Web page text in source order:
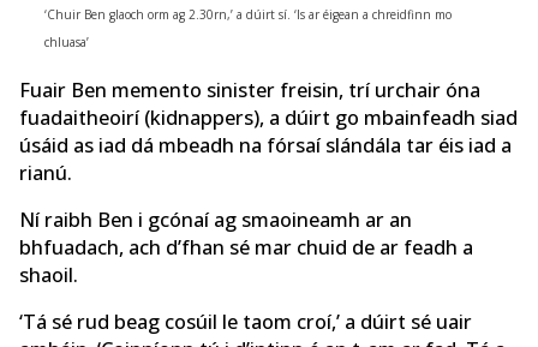
‘Chuir Ben glaoch orm ag 2.30rn,’ a dúirt sí. ‘Is ar éigean a chreidfinn mo
chluasa’
Fuair Ben memento sinister freisin, trí urchair óna
fuadaitheoirí (kidnappers), a dúirt go mbainfeadh siad
úsáid as iad dá mbeadh na fórsaí slándála tar éis iad a
rianú.
Ní raibh Ben i gcónaí ag smaoineamh ar an
bhfuadach, ach d’fhan sé mar chuid de ar feadh a
shaoil.
‘Tá sé rud beag cosúil le taom croí,’ a dúirt sé uair